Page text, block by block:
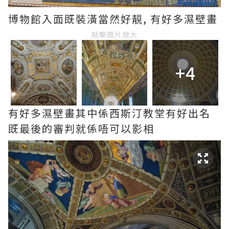
博物館入面既裝潢當然好靚, 有好多濕壁畫
點擊圖片放大
+4
有好多濕壁畫其中係西斯汀教堂有好出名
既最後的審判就係唔可以影相